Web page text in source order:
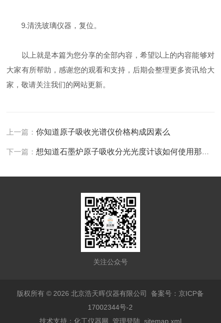
9.清洗玻璃仪器，复位。
以上就是本篇为您分享的全部内容，希望以上的内容能够对
大家有所帮助，感谢您的观看和支持，后期会整理更多资讯给大
家，敬请关注我们的网站更新。
上一篇：你知道原子吸收光谱仪价格构成因素么
下一篇：想知道石墨炉原子吸收分光光度计该如何使用那就不要错过本篇
关注公众号
版权所有 © 2026 北京浩天晖仪器有限公司备案号：京ICP备
17002344号-2
技术支持： 化工仪器网 管理登陆 sitemap.xml